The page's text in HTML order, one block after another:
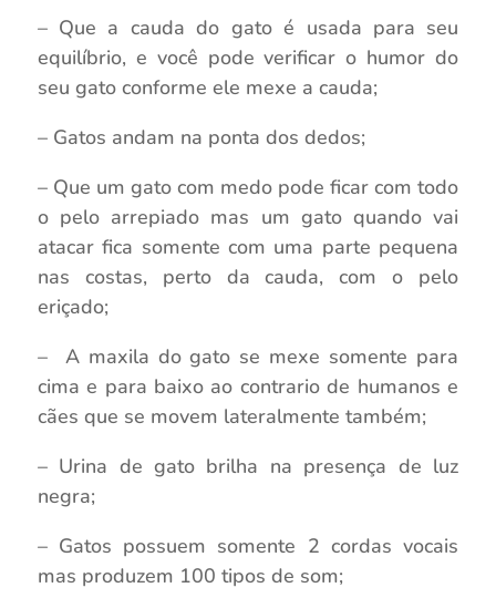
– Que a cauda do gato é usada para seu
equilíbrio, e você pode verificar o humor do
seu gato conforme ele mexe a cauda;
– Gatos andam na ponta dos dedos;
– Que um gato com medo pode ficar com todo
o pelo arrepiado mas um gato quando vai
atacar fica somente com uma parte pequena
nas costas, perto da cauda, com o pelo
eriçado;
– A maxila do gato se mexe somente para
cima e para baixo ao contrario de humanos e
cães que se movem lateralmente também;
– Urina de gato brilha na presença de luz
negra;
– Gatos possuem somente 2 cordas vocais
mas produzem 100 tipos de som;